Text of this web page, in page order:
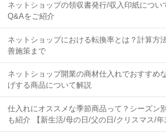
ネットショップの領収書発行/収入印紙につい
Q&Aをご紹介
ネットショップにおける転換率とは？計算方
善施策まで
ネットショップ開業の商材仕入れでおすすめ
げする商品について解説
仕入れにオススメな季節商品って？シーズン
も紹介 【新生活/母の日/父の日/クリスマス/年